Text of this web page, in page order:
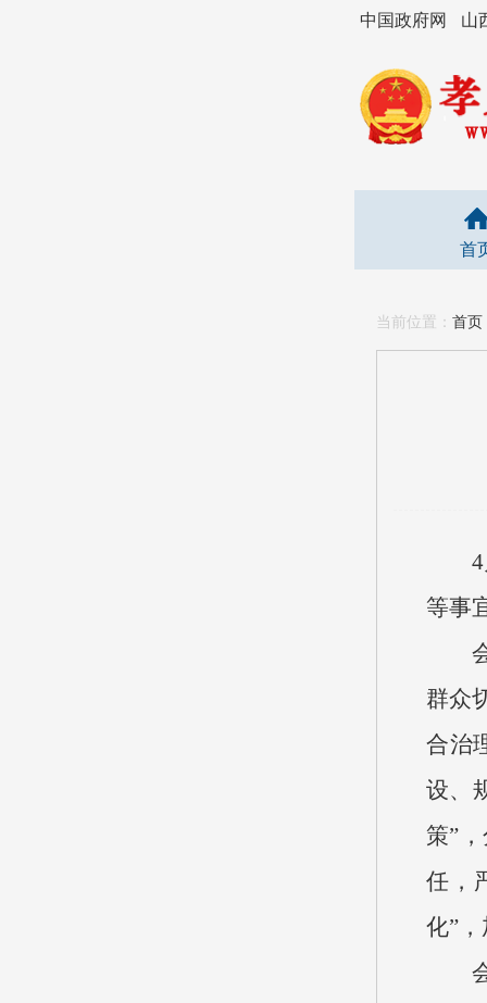
中国政府网 山
首
当前位置： 首页
等事
群众
合治
设、
策”
任，
化”